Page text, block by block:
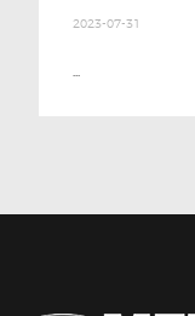
2023-07-31
...